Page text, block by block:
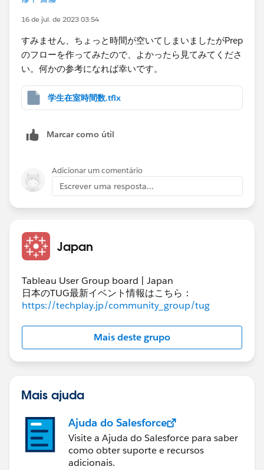
能であればセットのものとは別で入室のみ、退出のみの
件数が分かる様になると大変有難いです。
■このデータで入退室のグラフの作成が難しい場合、入
室のみ、退室のみのグラフを作成できますでしょうか。
入室・退室はパラメータで切り替えられるようにしたい
です。
また、フィルタで５，６，７階のデータをそれぞれフィ
16 de jul. de 2023 03:54
すみません、ちょっと時間が空いてしまいましたがPrep
のフローを作ってみたので、よかったら見てみてくださ
い。何かの参考になれば幸いです。
学生在室時間数.tflx
Marcar como útil
Adicionar um comentário
Escrever uma resposta...
Japan
Tableau User Group board | Japan
日本のTUG最新イベント情報はこちら：
https://techplay.jp/community_group/tug
Mais deste grupo
Mais ajuda
Ajuda do Salesforce
Visite a Ajuda do Salesforce para saber
como obter suporte e recursos
adicionais.